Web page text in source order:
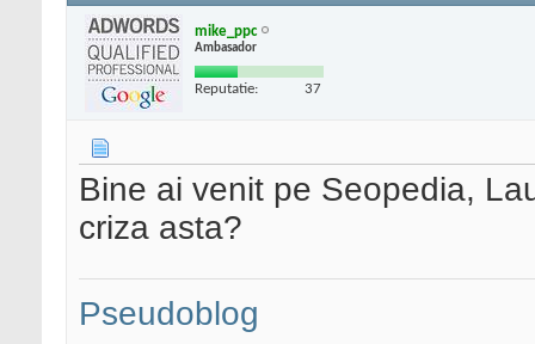
mike_ppc
Ambasador
Reputatie: 37
Bine ai venit pe Seopedia,
criza asta?
Pseudoblog